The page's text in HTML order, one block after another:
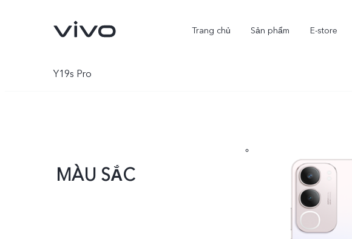
Trang chủ Sản phẩm E-store
X300
Y19s Pro
MÀU SẮC